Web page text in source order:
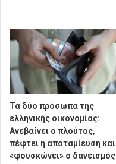
Τα δύο πρόσωπα της
ελληνικής οικονομίας:
Aνεβαίνει ο πλούτος,
πέφτει η αποταμίευση και
«φουσκώνει» ο δανεισμός